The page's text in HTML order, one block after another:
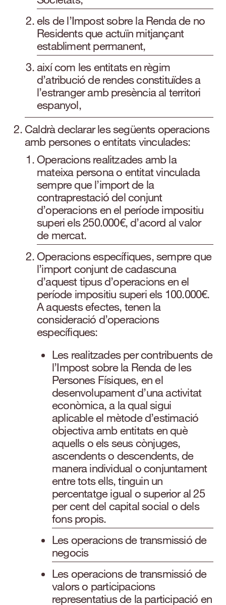
els de l’Impost sobre la Renda de no
Residents que actuïn mitjançant
establiment permanent,
així com les entitats en règim
d’atribució de rendes constituïdes a
l’estranger amb presència al territori
espanyol,
Caldrà declarar les següents operacions
amb persones o entitats vinculades:
Operacions realitzades amb la
mateixa persona o entitat vinculada
sempre que l’import de la
contraprestació del conjunt
d’operacions en el període impositiu
superi els 250.000€, d’acord al valor
de mercat.
Operacions específiques, sempre que
l’import conjunt de cadascuna
d’aquest tipus d’operacions en el
període impositiu superi els 100.000€.
A aquests efectes, tenen la
consideració d’operacions
específiques:
Les realitzades per contribuents de
l’Impost sobre la Renda de les
Persones Físiques, en el
desenvolupament d’una activitat
econòmica, a la qual sigui
aplicable el mètode d’estimació
objectiva amb entitats en què
aquells o els seus cònjuges,
ascendents o descendents, de
manera individual o conjuntament
entre tots ells, tinguin un
percentatge igual o superior al 25
per cent del capital social o dels
fons propis.
Les operacions de transmissió de
negocis
Les operacions de transmissió de
valors o participacions
representatius de la participació en